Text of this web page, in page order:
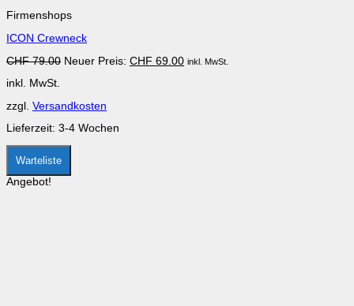
weist
Varianten
Die
können
der
Produktseite
gewählt
werden
Firmenshops
ICON Crewneck
CHF79.00 Ursprünglicher
Neuer Preis: CHF 69.00Aktueller
inkl. MwSt.
inkl. MwSt.
zzgl. Versandkosten
Lieferzeit: 3-4 Wochen
Warteliste
Angebot!